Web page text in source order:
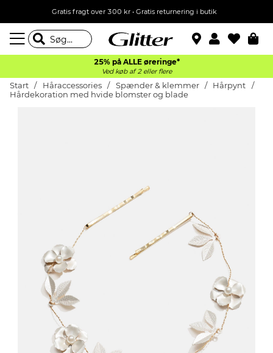
Gratis fragt over 300 kr • Gratis returnering i butik
25% på ALLE øreringe*
Ved køb af 2 eller flere
Start Håraccessories Spænder & klemmer
Hårpynt
Hårdekoration med hvide blomster og blade